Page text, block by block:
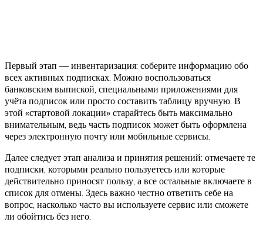
Первый этап — инвентаризация: соберите информацию обо
всех активных подписках. Можно воспользоваться
банковским выпиской, специальными приложениями для
учёта подписок или просто составить таблицу вручную. В
этой «стартовой локации» старайтесь быть максимально
внимательным, ведь часть подписок может быть оформлена
через электронную почту или мобильные сервисы.
Далее следует этап анализа и принятия решений: отмечаете те
подписки, которыми реально пользуетесь или которые
действительно приносят пользу, а все остальные включаете в
список для отмены. Здесь важно честно ответить себе на
вопрос, насколько часто вы используете сервис или сможете
ли обойтись без него.